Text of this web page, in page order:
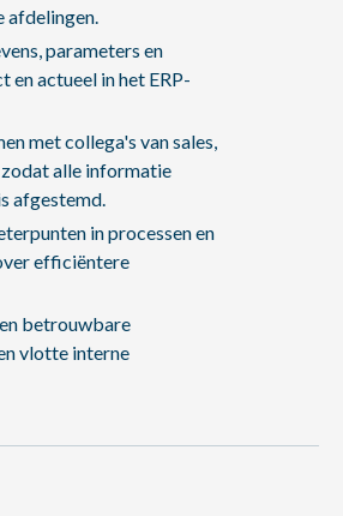
afdelingen.
parameters en
en actueel in het ERP-
met collega's van sales,
alle informatie
afgestemd.
in processen en
efficiëntere
betrouwbare
vlotte interne